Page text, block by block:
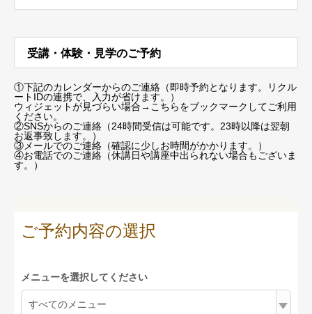
受講・体験・見学のご予約
①下記のカレンダーからのご連絡（即時予約となります。リクル
ートIDの連携で、入力が省けます。）
ウィジェットが見づらい場合→こちらをブックマーク してご利用
ください。
②SNSからのご連絡（24時間受信は可能です。23時以降は翌朝
お返事致します。）
③メールでのご連絡（確認に少しお時間がかかります。）
④お電話でのご連絡（休講日や講座中出られない場合もございま
す。）